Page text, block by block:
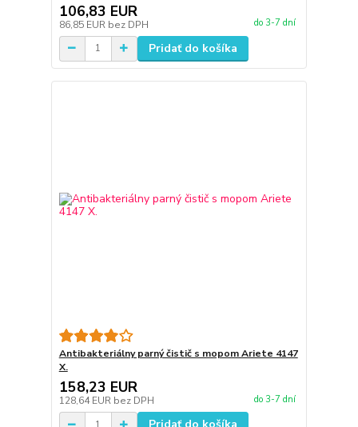
106,83 EUR
86,85 EUR bez DPH do 3-7 dní
Pridať do košíka
Antibakteriálny parný čistič s mopom Ariete 4147
X.
158,23 EUR
128,64 EUR bez DPH do 3-7 dní